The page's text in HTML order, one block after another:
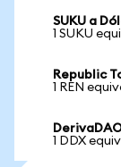
SUKU a
1 SUKU
Republic
1 REN
1 DDX